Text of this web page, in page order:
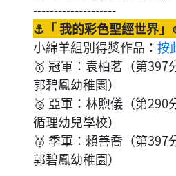
--------------------
⚓「 我的彩色聖經世界
小綿羊組別得獎作品： 按
🥇 冠軍：袁柏茗（第397
郭碧鳳幼稚園）
🥈 亞軍：林煦儀（第290
循理幼兒學校）
🥉 季軍：賴善喬（第397
郭碧鳳幼稚園）